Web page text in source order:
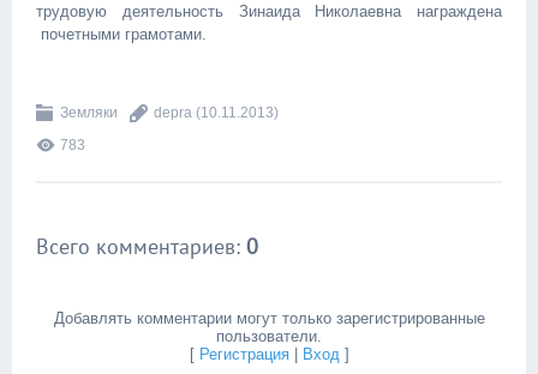
трудовую деятельность Зинаида Николаевна награждена
почетными грамотами.
Земляки depra (10.11.2013)
783
Всего комментариев: 0
Добавлять комментарии могут только зарегистрированные
пользователи.
[ Регистрация| Вход]